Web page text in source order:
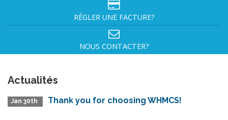
RÉGLER UNE FACTURE?
NOUS CONTACTER?
Actualités
Jan 30th Thank you for choosing WHMCS!